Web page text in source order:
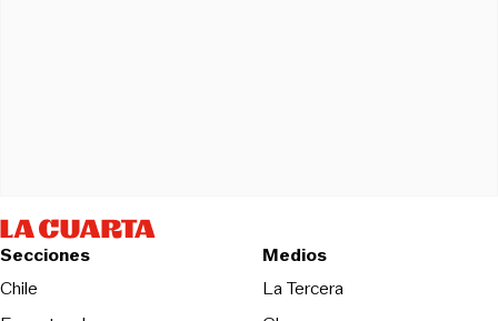
Secciones
Chile
Medios
La TerceraOpens in new